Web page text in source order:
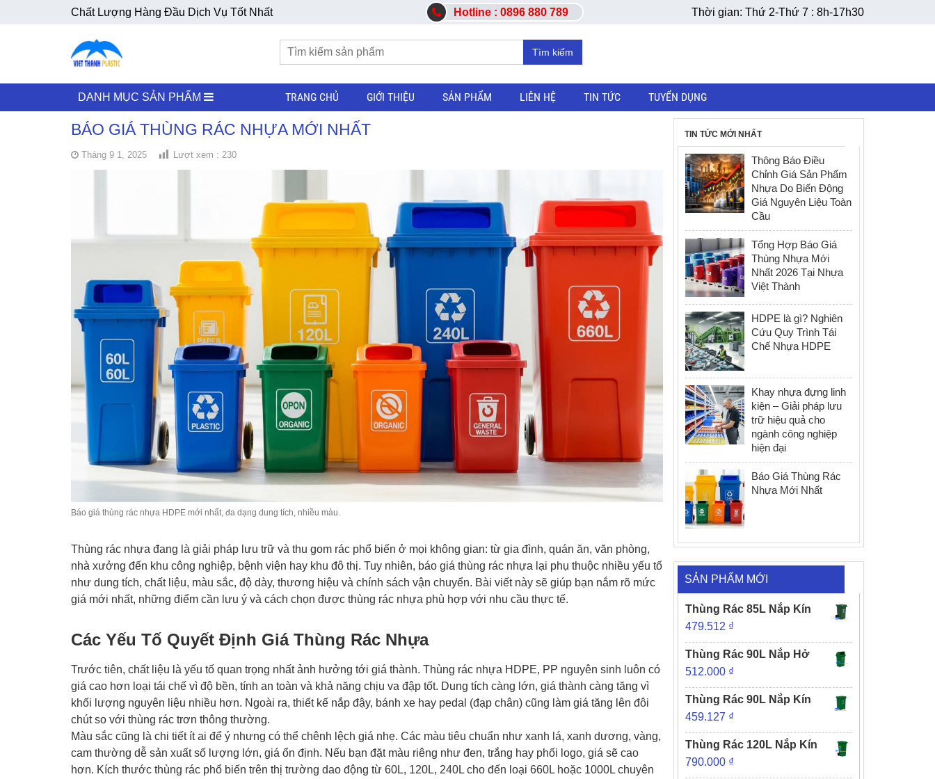
Chất Lượng Hàng Đầu Dịch Vụ Tốt Nhất Hotline : 0896 880 789 Thời gian: Thứ 2-Thứ 7 : 8h-17h30
Tìm kiếm
DANH MỤC SẢN PHẨM TRANG CHỦ GIỚI THIỆU SẢN PHẨM LIÊN HỆ TIN TỨC TUYỂN DỤNG
BÁO GIÁ THÙNG RÁC NHỰA MỚI NHẤT
Tháng 9 1, 2025 Lượt xem : 230
Báo giá thùng rác nhựa HDPE mới nhất, đa dạng dung tích, nhiều màu.
Thùng rác nhựa đang là giải pháp lưu trữ và thu gom rác phổ biến ở mọi không gian: từ gia đình, quán ăn, văn phòng,
nhà xưởng đến khu công nghiệp, bệnh viện hay khu đô thị. Tuy nhiên, báo giá thùng rác nhựa lại phụ thuộc nhiều yếu tố
như dung tích, chất liệu, màu sắc, độ dày, thương hiệu và chính sách vận chuyển. Bài viết này sẽ giúp bạn nắm rõ mức
giá mới nhất, những điểm cần lưu ý và cách chọn được thùng rác nhựa phù hợp với nhu cầu thực tế.
Các Yếu Tố Quyết Định Giá Thùng Rác Nhựa
Trước tiên, chất liệu là yếu tố quan trọng nhất ảnh hưởng tới giá thành. Thùng rác nhựa HDPE, PP nguyên sinh luôn có
giá cao hơn loại tái chế vì độ bền, tính an toàn và khả năng chịu va đập tốt. Dung tích càng lớn, giá thành càng tăng vì
khối lượng nguyên liệu nhiều hơn. Ngoài ra, thiết kế nắp đậy, bánh xe hay pedal (đạp chân) cũng làm giá tăng lên đôi
chút so với thùng rác trơn thông thường.
Màu sắc cũng là chi tiết ít ai để ý nhưng có thể chênh lệch giá nhẹ. Các màu tiêu chuẩn như xanh lá, xanh dương, vàng,
cam thường dễ sản xuất số lượng lớn, giá ổn định. Nếu bạn đặt màu riêng như đen, trắng hay phối logo, giá sẽ cao
hơn. Kích thước thùng rác phổ biến trên thị trường dao động từ 60L, 120L, 240L cho đến loại 660L hoặc 1000L chuyên
TIN TỨC MỚI NHẤT
Thông Báo Điều
Chỉnh Giá Sản Phẩm
Nhựa Do Biến Động
Giá Nguyên Liệu Toàn
Cầu
Tổng Hợp Báo Giá
Thùng Nhựa Mới
Nhất 2026 Tại Nhựa
Việt Thành
HDPE là gì? Nghiên
Cứu Quy Trình Tái
Chế Nhựa HDPE
Khay nhựa đựng linh
kiện – Giải pháp lưu
trữ hiệu quả cho
ngành công nghiệp
hiện đại
Báo Giá Thùng Rác
Nhựa Mới Nhất
SẢN PHẨM MỚI
Thùng Rác 85L Nắp Kín
479.512 ₫
Thùng Rác 90L Nắp Hở
512.000 ₫
Thùng Rác 90L Nắp Kín
459.127 ₫
Thùng Rác 120L Nắp Kín
790.000 ₫